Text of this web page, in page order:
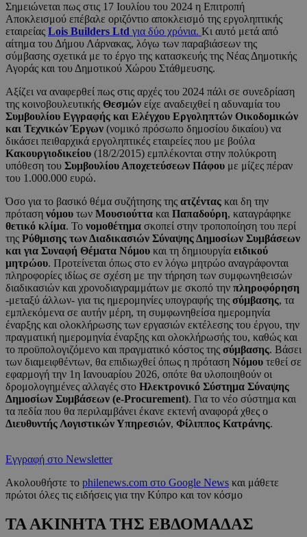
Σημειώνεται πως στις 17 Ιουλίου του 2024 η Επιτροπή
Αποκλεισμού επέβαλε οριζόντιο αποκλεισμό της εργοληπτικής
εταιρείας Lois Builders Ltd για δύο χρόνια. Κι αυτό μετά από
αίτημα του Δήμου Λάρνακας, λόγω των παραβιάσεων της
σύμβασης σχετικά με το έργο της κατασκευής της Νέας Δημοτικής
Αγοράς και του Δημοτικού Χώρου Στάθμευσης.
Αξίζει να αναφερθεί πως στις αρχές του 2024 πάλι σε συνεδρίαση
της κοινοβουλευτικής Θεσμών είχε αναδειχθεί η αδυναμία του
Συμβουλίου Εγγραφής και Ελέγχου Εργοληπτών Οικοδομικών
και Τεχνικών Έργων (νομικό πρόσωπο δημοσίου δικαίου) να
δικάσει πειθαρχικά εργοληπτικές εταιρείες που με βούλα
Κακουργιοδικείου (18/2/2015) εμπλέκονται στην πολύκροτη
υπόθεση του Συμβουλίου Αποχετεύσεων Πάφου με μίζες πέραν
του 1.000.000 ευρώ.
Όσο για το βασικό θέμα συζήτησης της ατζέντας και δη την
πρόταση νόμου των Μουσιούττα και Παπαδούρη, καταγράφηκε
θετικό κλίμα. Το νομοθέτημα σκοπεί στην τροποποίηση του περί
της Ρύθμισης των Διαδικασιών Σύναψης Δημοσίων Συμβάσεων
και για Συναφή Θέματα Νόμου και τη δημιουργία ειδικού
μητρώου. Προτείνεται όπως στο εν λόγω μητρώο αναγράφονται
πληροφορίες ιδίως σε σχέση με την τήρηση των συμφωνηθεισών
διαδικασιών και χρονοδιαγραμμάτων με σκοπό την πληροφόρηση
-μεταξύ άλλων- για τις ημερομηνίες υπογραφής της σύμβασης, τα
εμπλεκόμενα σε αυτήν μέρη, τη συμφωνηθείσα ημερομηνία
έναρξης και ολοκλήρωσης των εργασιών εκτέλεσης του έργου, την
πραγματική ημερομηνία έναρξης και ολοκλήρωσής του, καθώς και
το προϋπολογιζόμενο και πραγματικό κόστος της σύμβασης. Βάσει
των διαμειφθέντων, θα επιδιωχθεί όπως η πρόταση Νόμου τεθεί σε
εφαρμογή την 1η Ιανουαρίου 2026, οπότε θα υλοποιηθούν οι
δρομολογημένες αλλαγές στο Ηλεκτρονικό Σύστημα Σύναψης
Δημοσίων Συμβάσεων (e-Procurement). Για το νέο σύστημα και
τα πεδία που θα περιλαμβάνει έκανε εκτενή αναφορά χθες ο
Διευθυντής Λογιστικών Υπηρεσιών, Φίλιππος Κατράνης.
Εγγραφή στο Newsletter
Ακολουθήστε το philenews.com στο Google News και μάθετε
πρώτοι όλες τις ειδήσεις για την Κύπρο και τον κόσμο
ΤΑ ΑΚΙΝΗΤΑ ΤΗΣ ΕΒΔΟΜΑΔΑΣ